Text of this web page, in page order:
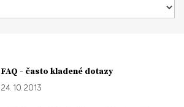
FAQ - často kladené dotazy
24. 10. 2013